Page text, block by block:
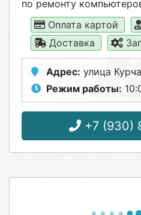
по ремонту
Оплата картой
Доставка
Адрес: улица
Режим работы:
+7 (930)